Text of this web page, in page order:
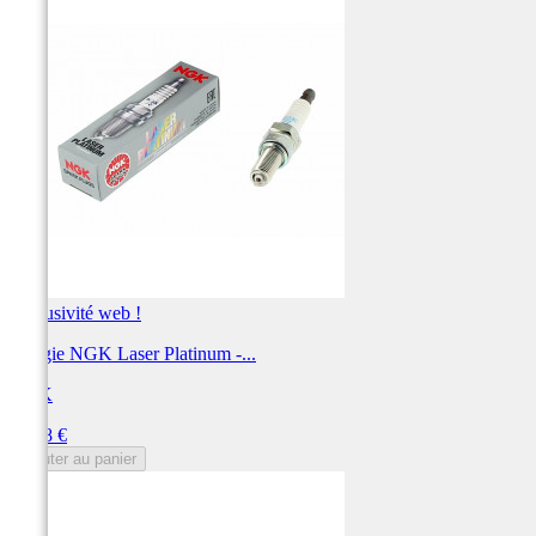
Exclusivité web !
Bougie NGK Laser Platinum -...
NGK
48,48 €
Ajouter au panier